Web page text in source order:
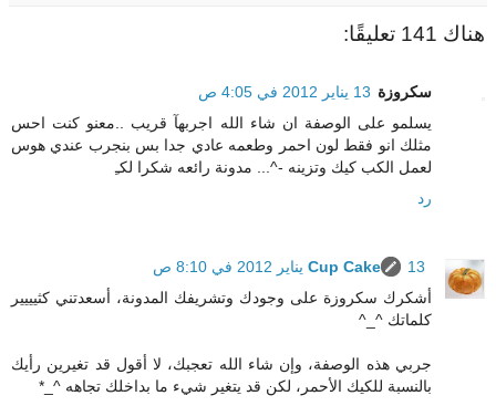
هناك 141 تعليقًا:
سكروزة 13 يناير 2012 في 4:05 ص
يسلمو على الوصفة ان شاء الله اجربهآ قريب ..معنو كنت احس
مثلك انو فقط لون احمر وطعمه عادي جدا بس بنجرب عندي هوس
لعمل الكب كيك وتزينه -^... مدونة رائعه شكرا لكـِ
رد
Cup Cake
13 يناير 2012 في 8:10 ص
أشكرك سكروزة على وجودك وتشريفك المدونة، أسعدتني كثيييير
كلماتك ^_^
جربي هذه الوصفة، وإن شاء الله تعجبك، لا أقول قد تغيرين رأيك
بالنسبة للكيك الأحمر، لكن قد يتغير شيء ما بداخلك تجاهه ^_*